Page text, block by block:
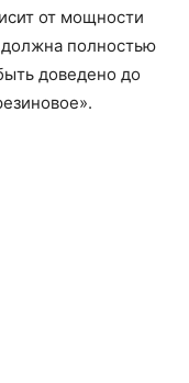
от мощности
полностью
доведено до